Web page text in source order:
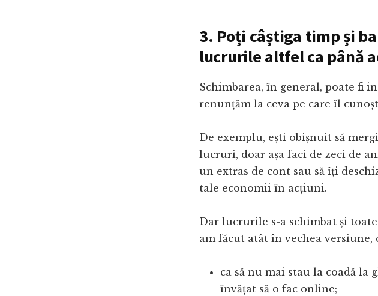
3. Poți câștiga timp și
lucrurile altfel ca până
Schimbarea, în general, poate fi
renunțăm la ceva pe care îl
De exemplu, ești obișnuit să
lucruri, doar așa faci de zeci de
un extras de cont sau să îți
tale economii în acțiuni.
Dar lucrurile s-a schimbat și
am făcut atât în vechea versiune,
ca să nu mai stau la coadă la
învățat să o fac online;